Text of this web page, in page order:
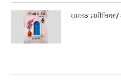
ਪੁਸਤਕ ਸਮੀਖਿਆ/